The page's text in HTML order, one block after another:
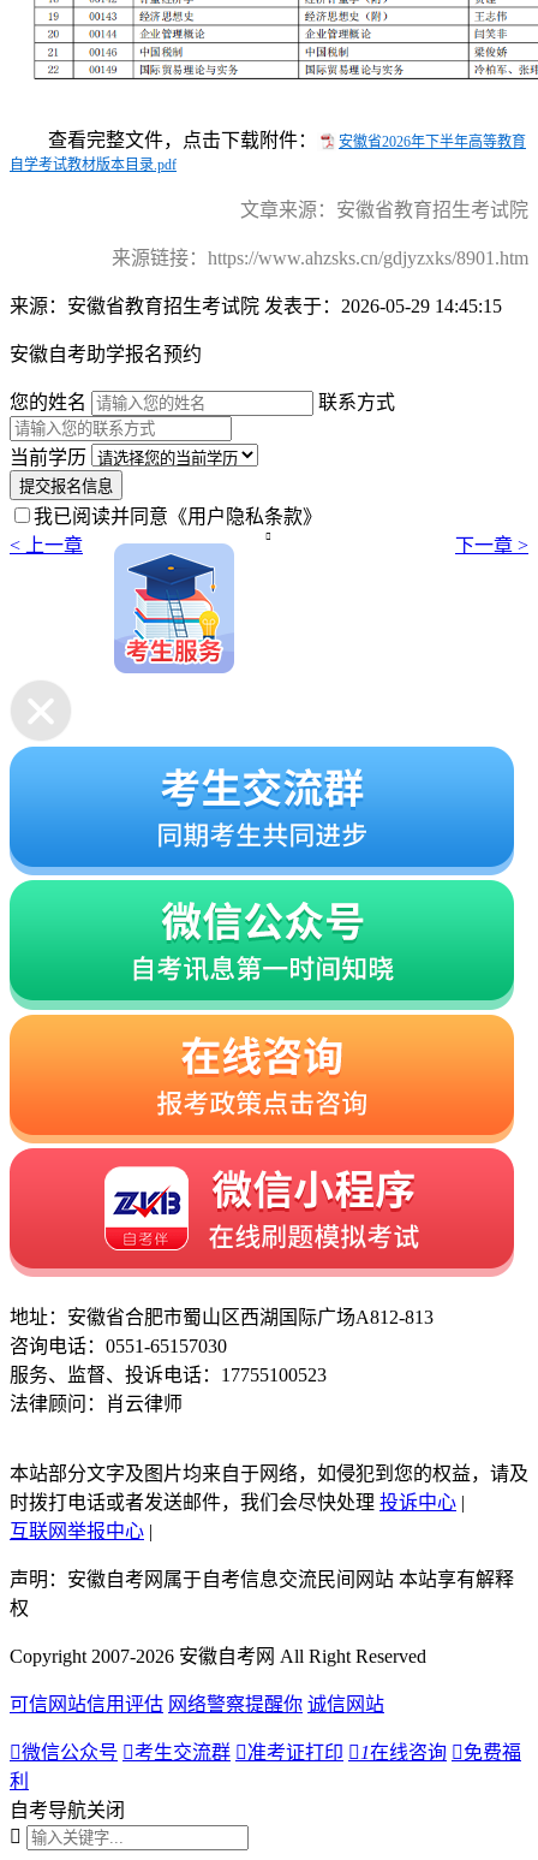
查看完整文件，点击下载附件：
安徽省2026年下半年高等教育
自学考试教材版本目录.pdf
文章来源：安徽省教育招生考试院
来源链接：https://www.ahzsks.cn/gdjyzxks/8901.htm
来源：安徽省教育招生考试院 发表于：2026-05-29 14:45:15
安徽自考助学报名预约
您的姓名 联系方式
当前学历
提交报名信息
我已阅读并同意 《用户隐私条款》
< 上一章
 下一章 >
地址：安徽省合肥市蜀山区西湖国际广场A812-813
咨询电话：0551-65157030
服务、监督、投诉电话：17755100523
法律顾问：肖云律师
本站部分文字及图片均来自于网络，如侵犯到您的权益，请及
时拨打电话或者发送邮件，我们会尽快处理 投诉中心 |
互联网举报中心 |
声明：安徽自考网属于自考信息交流民间网站 本站享有解释
权
Copyright 2007-2026 安徽自考网 All Right Reserved
可信网站信用评估 网络警察提醒你 诚信网站
微信公众号 考生交流群 准考证打印  1在线咨询 免费福
利
自考导航关闭
